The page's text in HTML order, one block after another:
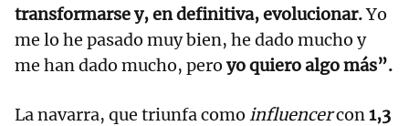
transformarse y, en definitiva, evolucionar.Yo
me lo he pasado muy bien, he dado mucho y
me han dado mucho, pero yo quiero algo más”.
La navarra, que triunfa como influencercon1,3